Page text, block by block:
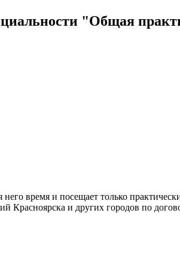
"Общая
время и посещает только
Красноярска и других городов по